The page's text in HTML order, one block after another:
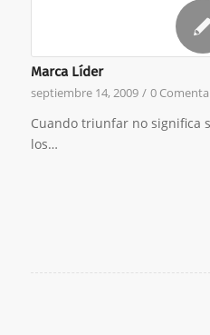
Marca Líder
septiembre 14, 2009 / 0
Cuando triunfar no significa
los…